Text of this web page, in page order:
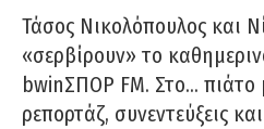
Τάσος Νικολόπουλος και
«σερβίρουν» το
bwinΣΠΟΡ FM. Στο… πιάτο
ρεπορτάζ, συνεντεύξεις